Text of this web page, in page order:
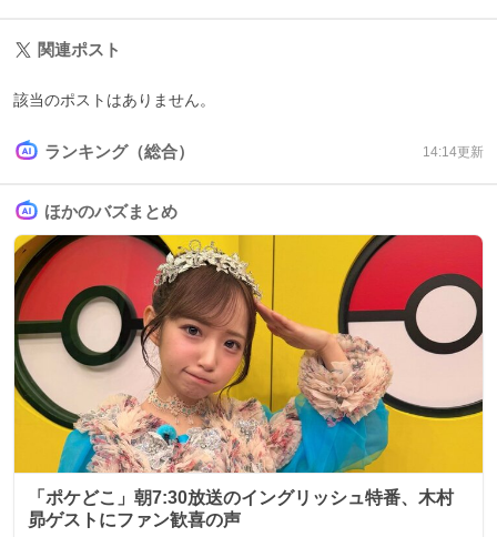
関連ポスト
該当のポストはありません。
ランキング（総合） 14:14更新
ほかのバズまとめ
「ポケどこ」朝7:30放送のイングリッシュ特番、木村
昴ゲストにファン歓喜の声